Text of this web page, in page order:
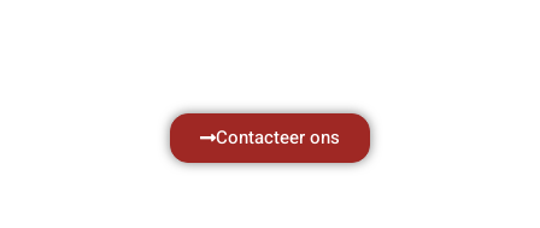
Contacteer ons